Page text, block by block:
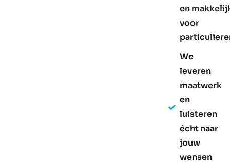
en
voor
We
leveren
maatwerk
en
luisteren
écht naar
jouw
wensen